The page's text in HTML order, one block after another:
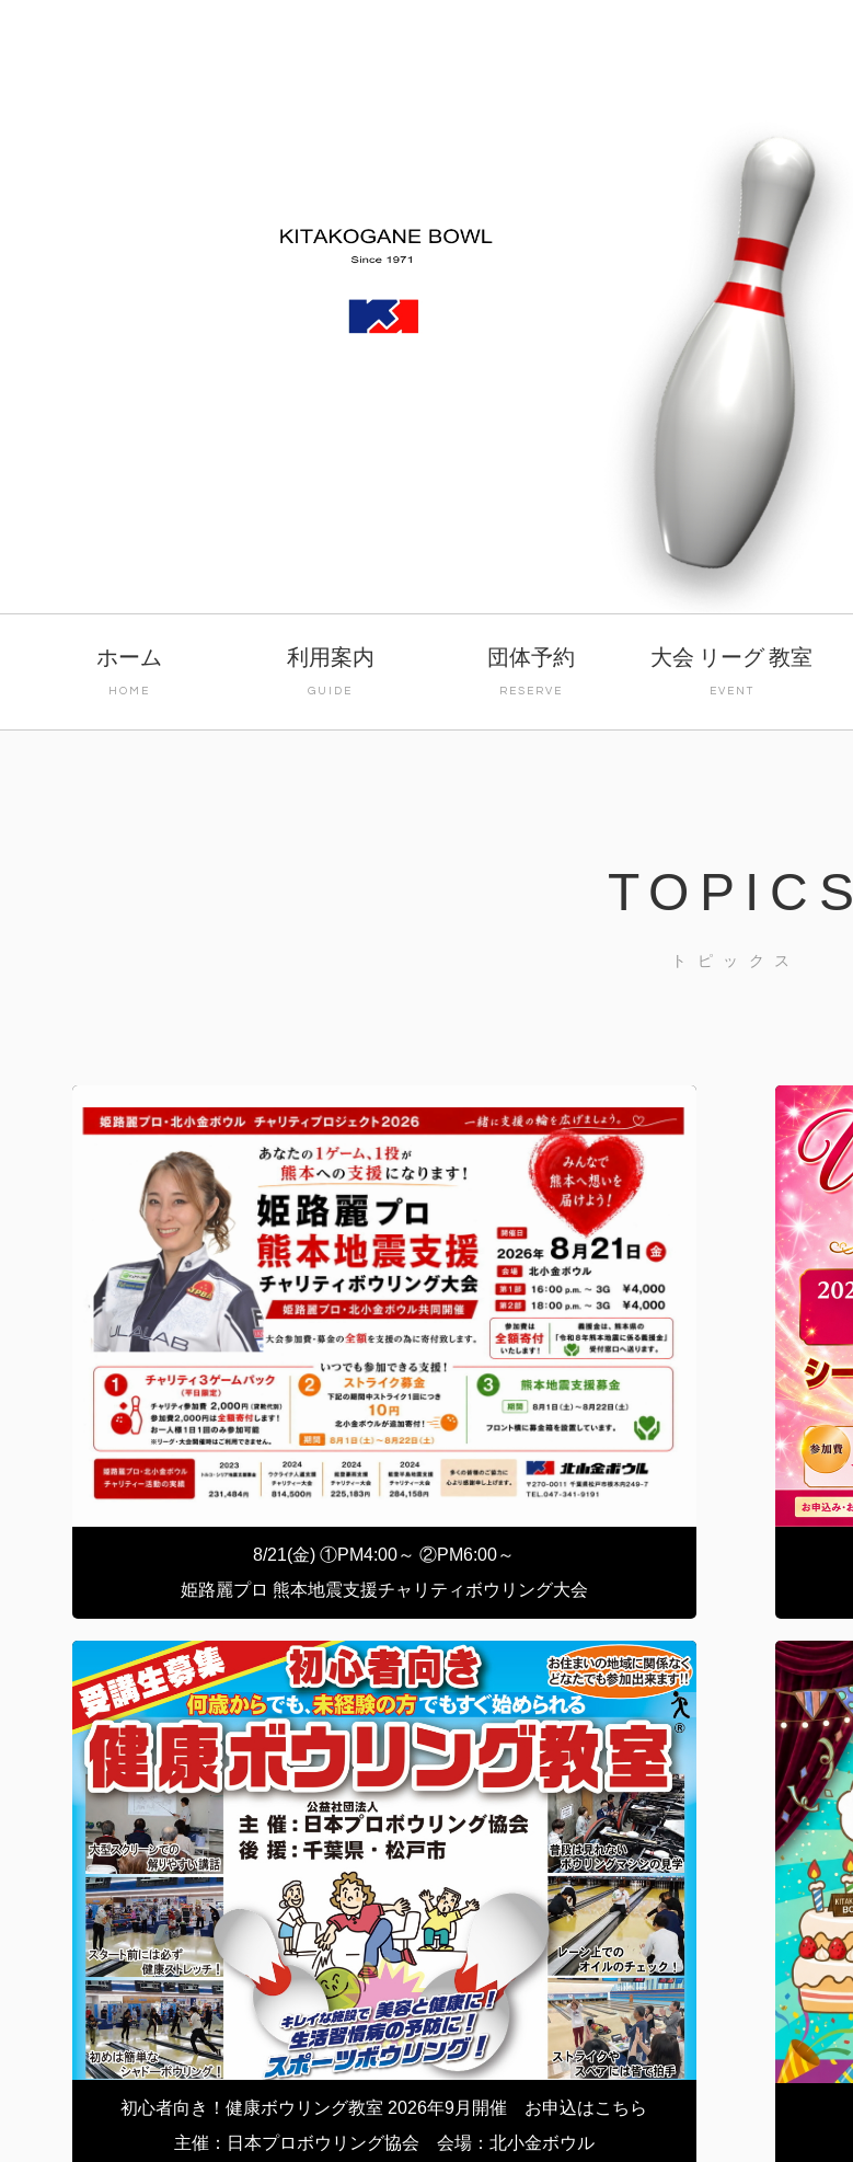
ホーム
HOME
利用案内
GUIDE
団体予約
RESERVE
大会 リーグ 教室
EVENT
TOPICS
トピックス
8/21(金) ①PM4:00～ ②PM6:00～
姫路麗プロ 熊本地震支援チャリティボウリング大会
初心者向き！健康ボウリング教室 2026年9月開催 お申込はこちら
主催：日本プロボウリング協会 会場：北小金ボウル